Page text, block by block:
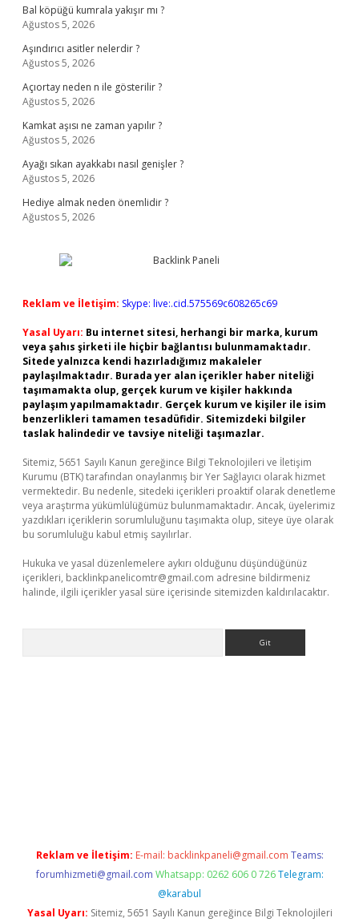
Bal köpüğü kumrala yakışır mı ?
Ağustos 5, 2026
Aşındırıcı asitler nelerdir ?
Ağustos 5, 2026
Açıortay neden n ile gösterilir ?
Ağustos 5, 2026
Kamkat aşısı ne zaman yapılır ?
Ağustos 5, 2026
Ayağı sıkan ayakkabı nasıl genişler ?
Ağustos 5, 2026
Hediye almak neden önemlidir ?
Ağustos 5, 2026
Reklam ve İletişim: Skype: live:.cid.575569c608265c69
Yasal Uyarı: Bu internet sitesi, herhangi bir marka, kurum
veya şahıs şirketi ile hiçbir bağlantısı bulunmamaktadır.
Sitede yalnızca kendi hazırladığımız makaleler
paylaşılmaktadır. Burada yer alan içerikler haber niteliği
taşımamakta olup, gerçek kurum ve kişiler hakkında
paylaşım yapılmamaktadır. Gerçek kurum ve kişiler ile isim
benzerlikleri tamamen tesadüfidir. Sitemizdeki bilgiler
taslak halindedir ve tavsiye niteliği taşımazlar.
Sitemiz, 5651 Sayılı Kanun gereğince Bilgi Teknolojileri ve İletişim
Kurumu (BTK) tarafından onaylanmış bir Yer Sağlayıcı olarak hizmet
vermektedir. Bu nedenle, sitedeki içerikleri proaktif olarak denetleme
veya araştırma yükümlülüğümüz bulunmamaktadır. Ancak, üyelerimiz
yazdıkları içeriklerin sorumluluğunu taşımakta olup, siteye üye olarak
bu sorumluluğu kabul etmiş sayılırlar.
Hukuka ve yasal düzenlemelere aykırı olduğunu düşündüğünüz
içerikleri, backlinkpanelicomtr@gmail.com adresine bildirmeniz
halinde, ilgili içerikler yasal süre içerisinde sitemizden kaldırılacaktır.
Reklam ve İletişim: E-mail: backlinkpaneli@gmail.com Teams:
forumhizmeti@gmail.com Whatsapp: 0262 606 0 726 Telegram:
@karabul
Yasal Uyarı: Sitemiz, 5651 Sayılı Kanun gereğince Bilgi Teknolojileri